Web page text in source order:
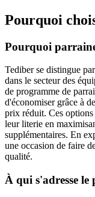
Pourquoi
Pourquoi
Tediber se distingue
dans le secteur des
de programme de
d'économiser grâce à
prix réduit. Ces
leur literie en
supplémentaires. En
une occasion de faire
qualité.
À qui s'adresse